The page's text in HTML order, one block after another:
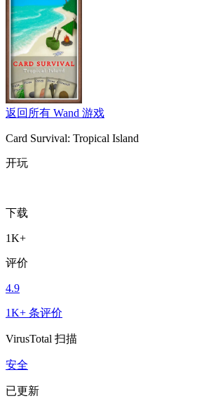
返回所有 Wand 游戏
Card Survival: Tropical Island
开玩
下载
1K+
评价
4.9
1K+ 条评价
VirusTotal 扫描
安全
已更新